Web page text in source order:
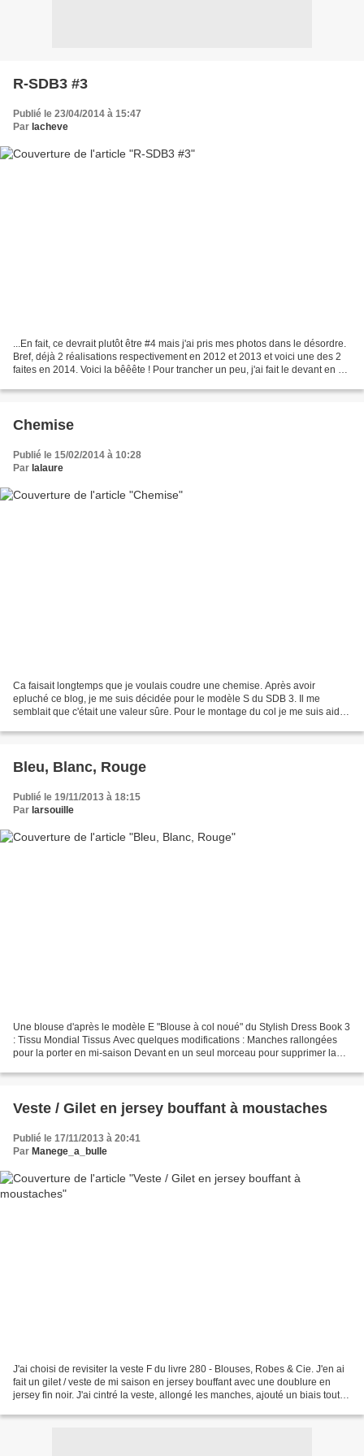
R-SDB3 #3
Publié le 23/04/2014 à 15:47
Par lacheve
...En fait, ce devrait plutôt être #4 mais j'ai pris mes photos dans le désordre.
Bref, déjà 2 réalisations respectivement en 2012 et 2013 et voici une des 2
faites en 2014. Voici la bêêête ! Pour trancher un peu, j'ai fait le devant en 2
Chemise
Publié le 15/02/2014 à 10:28
Par lalaure
Ca faisait longtemps que je voulais coudre une chemise. Après avoir
epluché ce blog, je me suis décidée pour le modèle S du SDB 3. Il me
semblait que c'était une valeur sûre. Pour le montage du col je me suis aidée
Bleu, Blanc, Rouge
Publié le 19/11/2013 à 18:15
Par larsouille
Une blouse d'après le modèle E "Blouse à col noué" du Stylish Dress Book 3
: Tissu Mondial Tissus Avec quelques modifications : Manches rallongées
pour la porter en mi-saison Devant en un seul morceau pour supprimer la
Veste / Gilet en jersey bouffant à moustaches
Publié le 17/11/2013 à 20:41
Par Manege_a_bulle
J'ai choisi de revisiter la veste F du livre 280 - Blouses, Robes & Cie. J'en ai
fait un gilet / veste de mi saison en jersey bouffant avec une doublure en
jersey fin noir. J'ai cintré la veste, allongé les manches, ajouté un biais tout